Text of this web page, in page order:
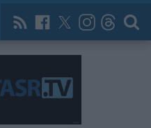
News Now Archív